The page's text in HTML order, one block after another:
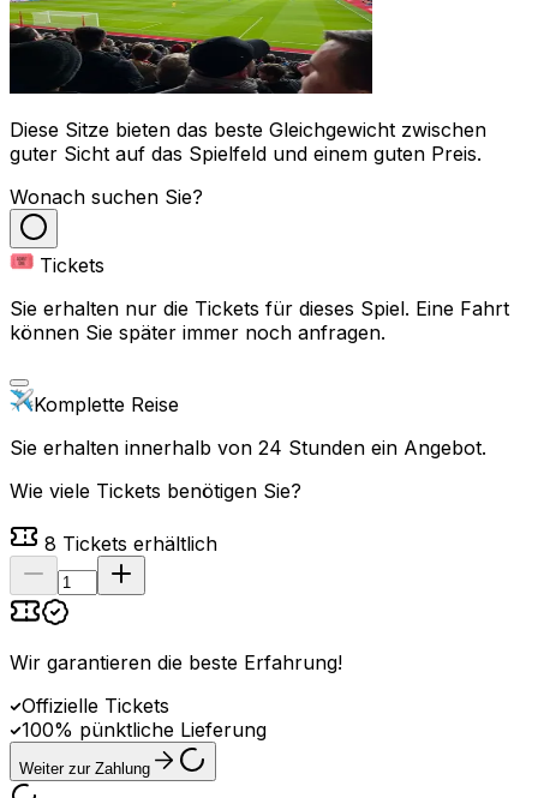
Diese Sitze bieten das beste Gleichgewicht zwischen
guter Sicht auf das Spielfeld und einem guten Preis.
Wonach suchen Sie?
Tickets
Sie erhalten nur die Tickets für dieses Spiel. Eine Fahrt
können Sie später immer noch anfragen.
Komplette Reise
Sie erhalten innerhalb von 24 Stunden ein Angebot.
Wie viele Tickets benötigen Sie?
8 Tickets erhältlich
Wir garantieren die beste Erfahrung!
Offizielle Tickets
100% pünktliche Lieferung
Weiter zur Zahlung